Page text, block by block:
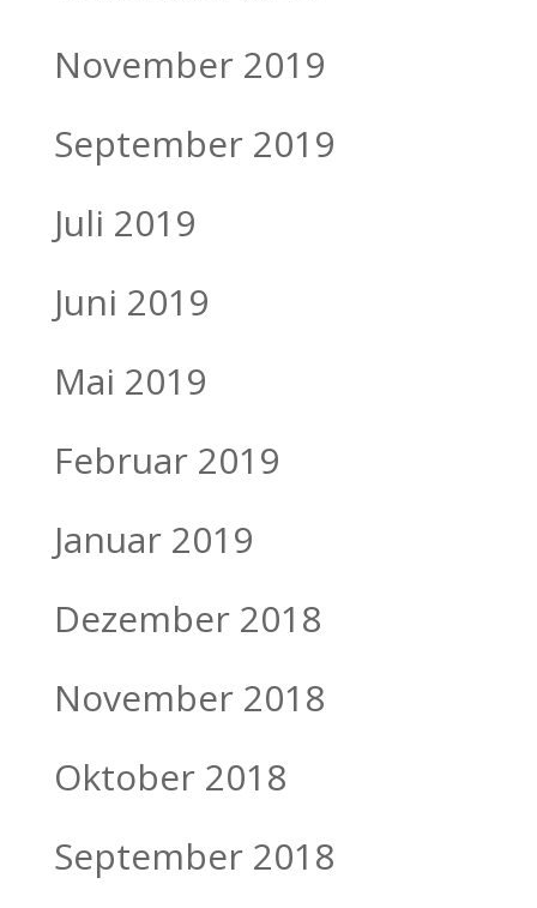
November 2019
September 2019
Juli 2019
Juni 2019
Mai 2019
Februar 2019
Januar 2019
Dezember 2018
November 2018
Oktober 2018
September 2018